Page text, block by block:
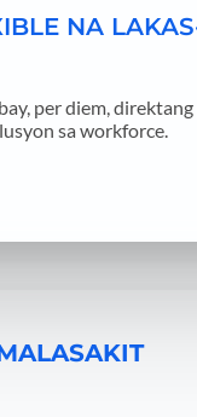
NA
per diem,
sa workforce.